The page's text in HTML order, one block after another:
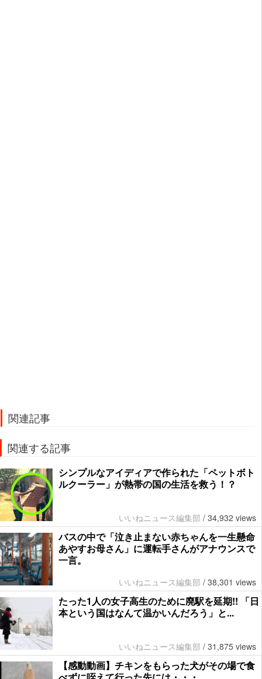
関連記事
関連する記事
シンプルなアイディアで作られた「ペットボト
ルクーラー」が熱帯の国の生活を救う！？
いいねニュース編集部 / 34,932 views
バスの中で「泣き止まない赤ちゃんを一生懸命
あやすお母さん」に運転手さんがアナウンスで
一言。
いいねニュース編集部 / 38,301 views
たった1人の女子高生のために廃駅を延期!! 「日
本という国はなんて温かいんだろう」と...
いいねニュース編集部 / 31,875 views
【感動動画】チキンをもらった犬がその場で食